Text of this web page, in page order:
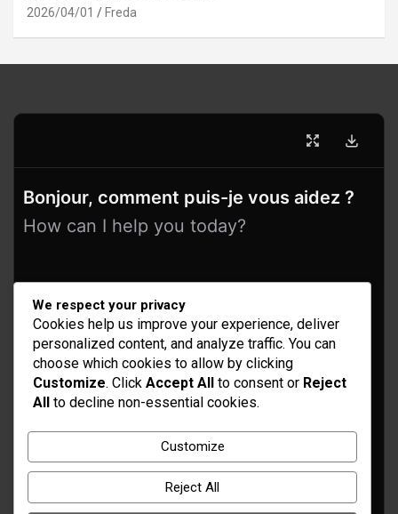
2026/04/01 Freda
Bonjour, comment puis-je vous aidez ?
How can I help you today?
Idées d’aménagement et déco
Conseil bricolage et jardinage
Choix d'outillage et de matériaux
We respect your privacy
Cookies help us improve your experience, deliver
personalized content, and analyze traffic. You can
choose which cookies to allow by clicking
Customize. Click Accept All to consent or Reject
All to decline non-essential cookies.
Customize
Reject All